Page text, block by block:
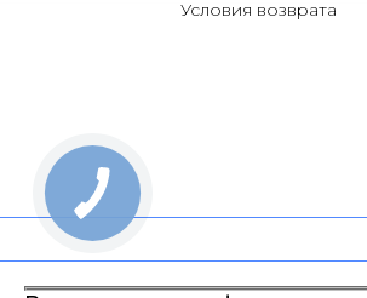
Условия возврата